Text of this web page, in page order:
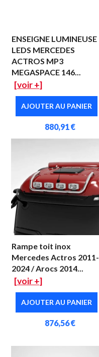
ENSEIGNE LUMINEUSE
LEDS MERCEDES
ACTROS MP3
MEGASPACE 146...
[voir +]
AJOUTER AU PANIER
880,91 €
Rampe toit inox
Mercedes Actros 2011-
2024 / Arocs 2014...
[voir +]
AJOUTER AU PANIER
876,56 €